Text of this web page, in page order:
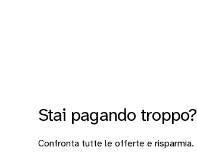
Stai pagando troppo?
Confronta tutte le offerte e risparmia.